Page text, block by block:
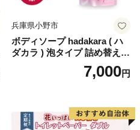
兵庫県小野市
ボディソープ hadakara ( ハ
ダカラ ) 泡タイプ 詰め替え 4
40ml×4袋 ボディーソープ 泡
ボディソープ 泡 日用品 消耗
泡石鹸 石鹸 兵庫 兵庫県 小野
7,000円